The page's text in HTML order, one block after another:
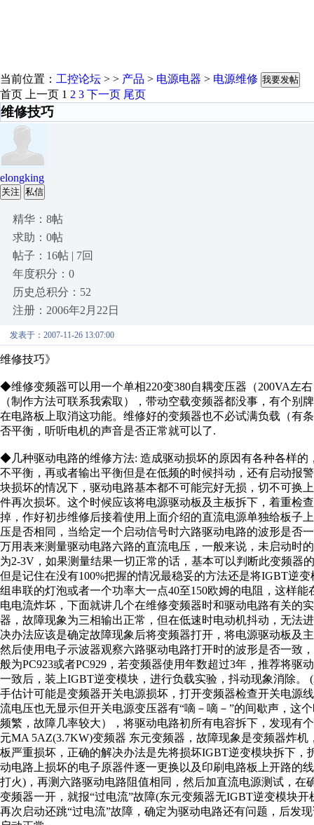
当前位置： 工控论坛 > > 产品 > 电源电器 > 电源维修 我要发帖
首页 上一页 1 2 3 下一页 尾页
维修技巧
elongking
关注 私信
精华：8帖
求助：0帖
帖子：16帖 | 7回
年度积分：0
历史总积分：52
注册：2006年2月22日
发表于：2007-11-26 13:07:00
维修技巧》
◆维修变频器可以用一个单相220变380自耦变压器（200VA左
（制作方法可联系我索取），带动空载变频器都没事，有个
在电路板上取消这功能。维修好的变频器也不必试满负载（有
否平衡，听听电机的声音是否正常就可以了.
◆几种驱动电路的维修方法: 造成驱动损坏的原因有各种各样
不平衡，再或者输出平衡但是在低频的时候抖动，还有启动报
块损坏的情况下，驱动电路基本都不可能完好无损，切不可换
件再次损坏。这个时候应该将电源驱动板及主板拆下，着重检
掉，作好初步维修后接着使用上面介绍的直流电源单独给板子
压是否相同，当给定一个启动信号时六路驱动电路的波形是否
万用表来测量驱动电路六路的直流电压，一般来说，未启动时
为2-3V，如果测量结果一切正常的话，基本可以判断此变频器
但是记住在没有100%把握的情况最稳妥的方法还是将IGBT逆
组串联的灯泡或者一个功率大一点40至150欧姆的电阻，这样
电电流炸坏，下面就讲几个在维修变频器时和驱动电路有关的
器，故障现象为三相输出正常，但在低速时电动机抖动，无法
决办法应该是确定故障现象后将变频器打开，将电源驱动板及
然后使用电子示波器观察六路驱动电路打开时的波形是否一致
般为PC923或者PC929，若变频器使用年数超过3年，推荐将
一致后，装上IGBT逆变模块，进行负载实验，抖动现象消除
手估计可能是变频器开关电源损坏，打开变频器检查开关电源
流电压也无显示但开关电源变压器有“嘀－嘀－”的间歇声，这
频繁，故障几率较大），将驱动电路初所有电容拆下，发现有
元MA 5AZ(3.7KW)变频器 东元变频器，故障现象是变频器炸
板严重损坏，正确的解决办法是先将损坏IGBT逆变模块拆下
动电路上损坏的电子原器件逐一更换以及印刷电路板上开路的
打火)，再测六路驱动电路阻值相同，然后加直流电源测试，
变频器一开，就报“过电流”故障(东元变频器无IGBT逆变模块
再次启动还跳“过电流”故障，确定为驱动电路还有问题，后发